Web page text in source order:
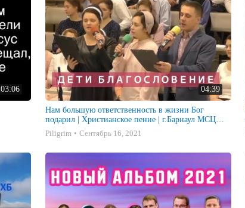
03:06 04:39
Нам большую ответственность в жизни Бог
подарил | Христианское пение | г.Барнаул МСЦ
ЕХБ
Piligrim Сентябрь 16, 2021